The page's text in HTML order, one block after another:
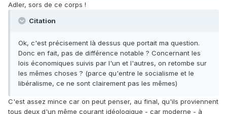
Adler, sors de ce corps !
Citation
Ok, c'est précisement là dessus que portait ma question.
Donc en fait, pas de différence notable ? Concernant les
lois économiques suivis par l'un et l'autres, on retombe sur
les mêmes choses ? (parce qu'entre le socialisme et le
libéralisme, ce ne sont clairement pas les mêmes)
C'est assez mince car on peut penser, au final, qu'ils proviennent
tous deux d'un même courant idéologique - car moderne - à